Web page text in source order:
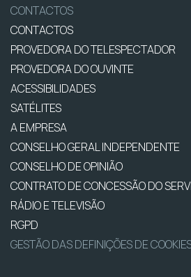
CONTACTOS
CONTACTOS
PROVEDORA DO TELESPECTADOR
PROVEDORA DO OUVINTE
ACESSIBILIDADES
SATÉLITES
A EMPRESA
CONSELHO GERAL INDEPENDENTE
CONSELHO DE OPINIÃO
CONTRATO DE CONCESSÃO DO
RÁDIO E TELEVISÃO
RGPD
GESTÃO DAS DEFINIÇÕES DE